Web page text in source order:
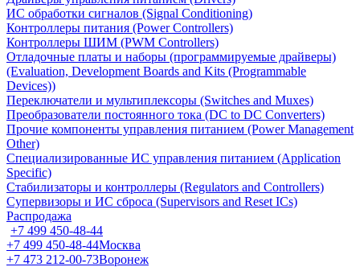
ИС обработки сигналов (Signal Conditioning)
Контроллеры питания (Power Controllers)
Контроллеры ШИМ (PWM Controllers)
Отладочные платы и наборы (программируемые драйверы)
(Evaluation, Development Boards and Kits (Programmable
Devices))
Переключатели и мультиплексоры (Switches and Muxes)
Преобразователи постоянного тока (DC to DC Converters)
Прочие компоненты управления питанием (Power Management
Other)
Специализированные ИС управления питанием (Application
Specific)
Стабилизаторы и контроллеры (Regulators and Controllers)
Супервизоры и ИС сброса (Supervisors and Reset ICs)
Распродажа
+7 499 450-48-44
+7 499 450-48-44Москва
+7 473 212-00-73Воронеж